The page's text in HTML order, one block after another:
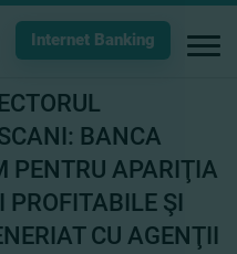
Internet Banking
BANCA
PENTRU APARIŢIA
PROFITABILE ŞI
CU AGENŢII